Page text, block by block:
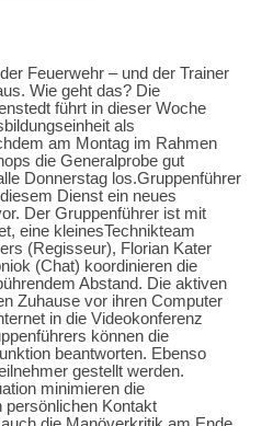
Feuerwehr – und der Trainer
Wie geht das? Die
führt in dieser Woche
als
am Montag im Rahmen
die Generalprobe gut
Donnerstag los.Gruppenführer
Dienst ein neues
Der Gruppenführer ist mit
eine kleinesTechnikteam
(Regisseur), Florian Kater
(Chat) koordinieren die
Abstand. Die aktiven
Zuhause vor ihren Computer
in die Videokonferenz
können die
beantworten. Ebenso
gestellt werden.
minimieren die
persönlichen Kontakt